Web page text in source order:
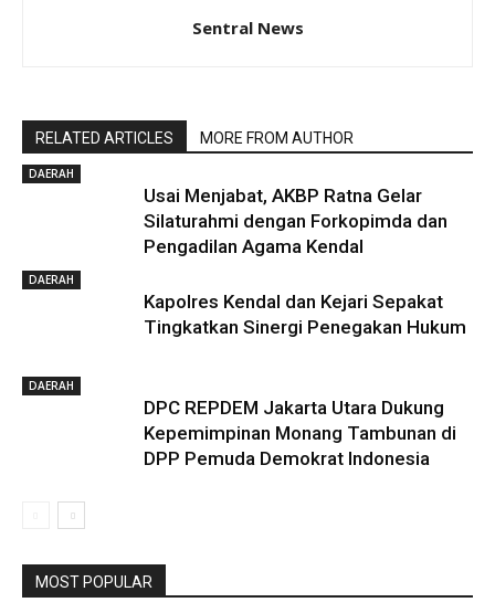
Sentral News
RELATED ARTICLES MORE FROM AUTHOR
DAERAH
Usai Menjabat, AKBP Ratna Gelar
Silaturahmi dengan Forkopimda dan
Pengadilan Agama Kendal
DAERAH
Kapolres Kendal dan Kejari Sepakat
Tingkatkan Sinergi Penegakan Hukum
DAERAH
DPC REPDEM Jakarta Utara Dukung
Kepemimpinan Monang Tambunan di
DPP Pemuda Demokrat Indonesia
MOST POPULAR